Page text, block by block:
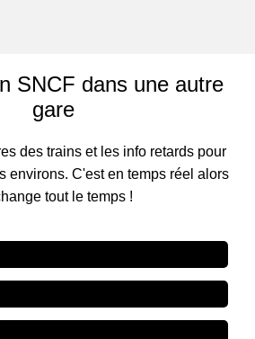
SNCF dans une autre
gare
des trains et les info retards pour
environs. C'est en temps réel alors
tout le temps !